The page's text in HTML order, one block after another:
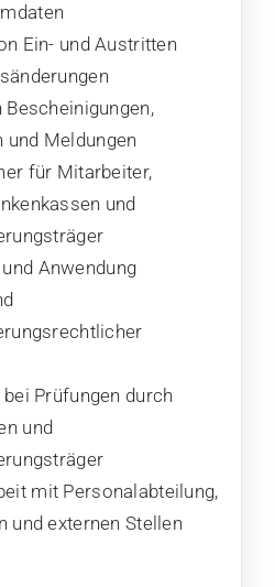
Ein- und Austritten
und Meldungen
für Mitarbeiter,
und
Anwendung
Prüfungen durch
und
mit Personalabteilung,
und externen Stellen